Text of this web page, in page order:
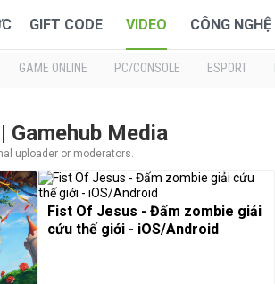
GIFT CODE VIDEO CÔNG NGHỆ
GAME ONLINE PC/CONSOLE ESPORT
Gamehub Media
uploader or moderators.
Fist Of Jesus - Đấm zombie giải
cứu thế giới - iOS/Android